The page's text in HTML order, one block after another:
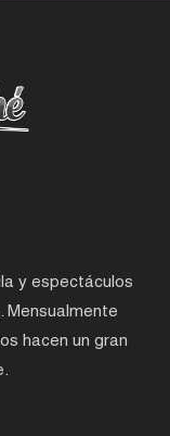
y espectáculos
Mensualmente
hacen un gran